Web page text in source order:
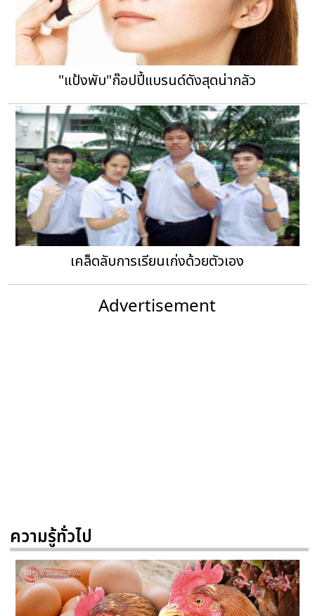
"แป้งพับ"ก๊อปปี้แบรนด์ดังสุดน่ากลัว
เคล็ดลับการเรียนเก่งด้วยตัวเอง
Advertisement
ความรู้ทั่วไป